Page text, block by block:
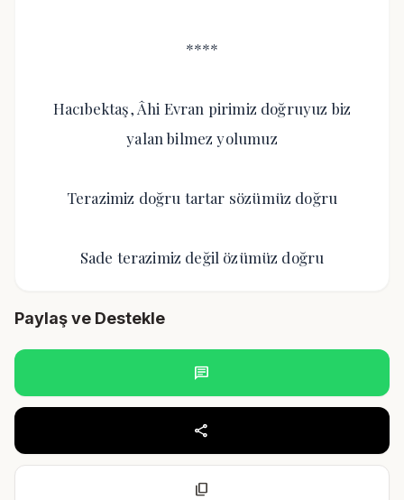
****
Hacıbektaş, Âhi Evran pirimiz doğruyuz biz
yalan bilmez yolumuz
Terazimiz doğru tartar sözümüz doğru
Sade terazimiz değil özümüz doğru
Paylaş ve Destekle
chat
share
content_copy